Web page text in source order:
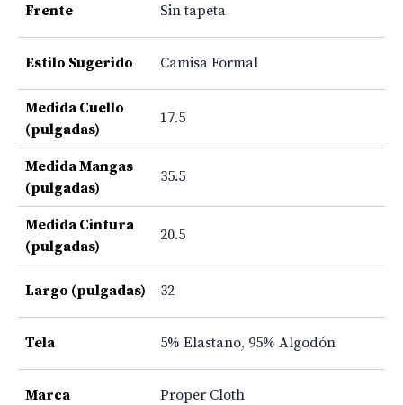
Frente Sin tapeta
Estilo Sugerido Camisa Formal
Medida Cuello
(pulgadas)
17.5
Medida Mangas
(pulgadas)
35.5
Medida Cintura
(pulgadas)
20.5
Largo (pulgadas) 32
Tela 5% Elastano, 95% Algodón
Marca Proper Cloth